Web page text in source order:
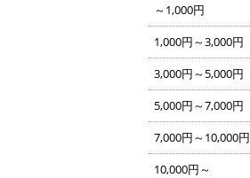
～1,000円
1,000円～3,000円
3,000円～5,000円
5,000円～7,000円
7,000円～10,000円
10,000円～